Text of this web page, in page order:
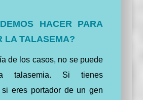
HACER PARA
LA TALASEMA?
de los casos, no se puede
talasemia. Si tienes
eres portador de un gen